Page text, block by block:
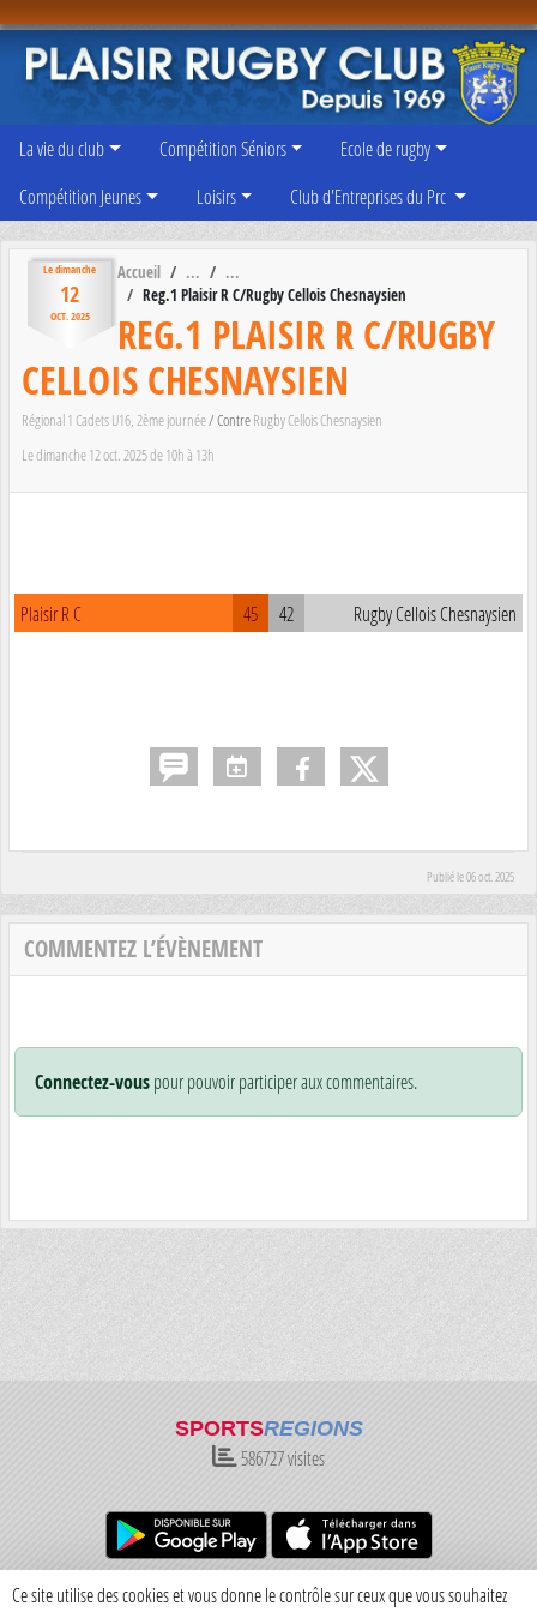
La vie du club Compétition Séniors
Ecole de rugby
Compétition Jeunes
Loisirs Club d'Entreprises du Prc
Ledimanche
12
OCT. 2025
Accueil
Reg.1 Plaisir R C/Rugby Cellois Chesnaysien
REG.1 PLAISIR R C/RUGBY
CELLOIS CHESNAYSIEN
Régional 1 Cadets U16, 2ème journée/ ContreRugby Cellois Chesnaysien
Ledimanche12oct. 2025de 10h à 13h
Plaisir R C 45 42 Rugby Cellois Chesnaysien
Publié le06 oct. 2025
COMMENTEZ L’ÉVÈNEMENT
Connectez-vouspour pouvoir participer aux commentaires.
SPORTSREGIONS
586727visites
Charte cookies Gestion des cookies
Panneau de gestion des cookies
Ce site utilise des cookies et vous donne le contrôle sur ceux que vous souhaitez